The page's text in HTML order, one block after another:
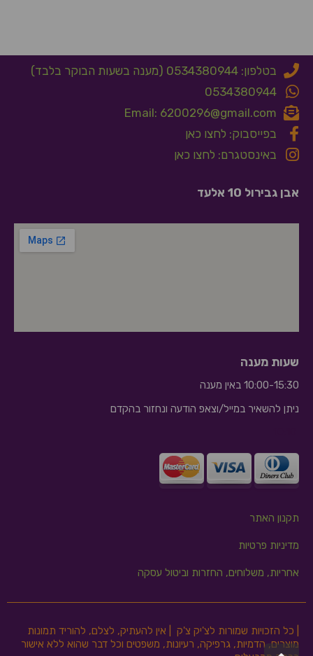
בטלפון: 0534380944 (מענה בשעות הבוקר בלבד)
0534380944
Email: 6200296@gmail.com
בפייסבוק: לחצו כאן
באינסטגרם: לחצו כאן
אבן גבירול 10 אלעד
שעות מענה
10:00-15:30 באין מענה
ניתן להשאיר במייל/וצאפ הודעה ונחזור בהקדם
תקנון האתר
מדיניות פרטיות
אחריות, משלוחים, החזרות וביטול עסקה
| כל הזכויות שמורות לצ'יק צ'ק | אין להעתיק, לצלם, להוריד תמונות
מוצרים, הדמיות, גרפיקה, רעיונות, משפטים וכל דבר שהוא ללא אישור